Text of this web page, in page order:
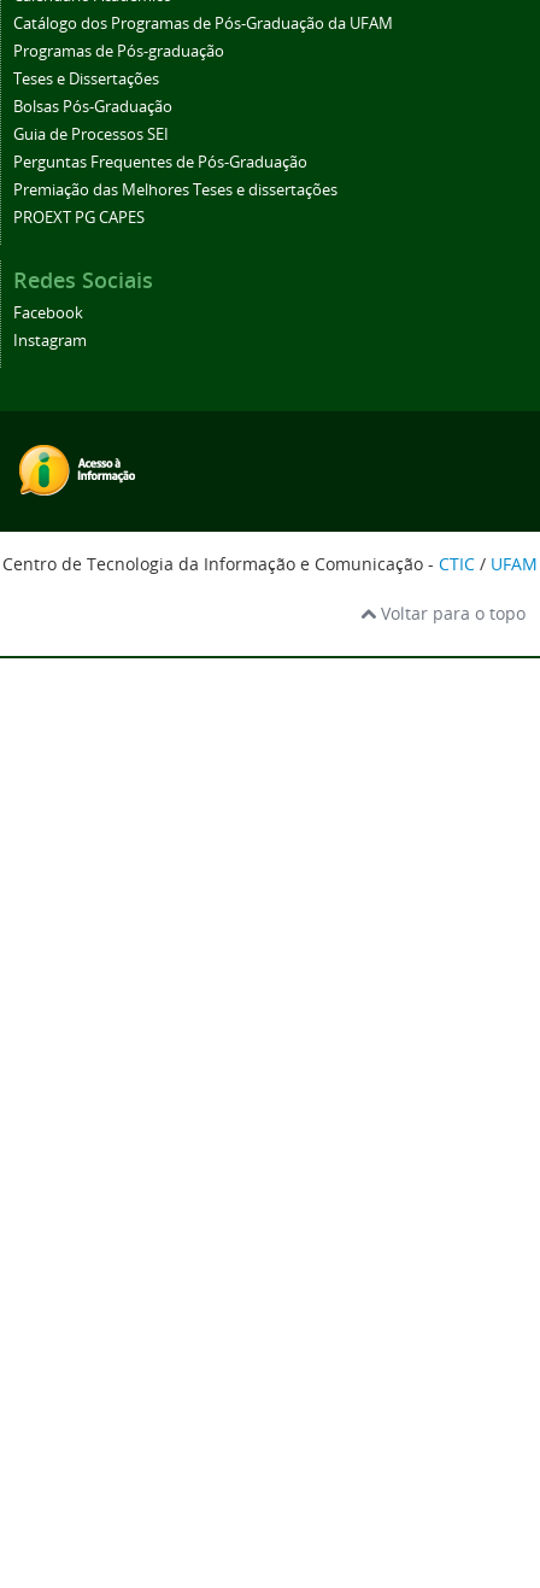
Catálogo dos Programas de Pós-Graduação da UFAM
Programas de Pós-graduação
Teses e Dissertações
Bolsas Pós-Graduação
Guia de Processos SEI
Perguntas Frequentes de Pós-Graduação
Premiação das Melhores Teses e dissertações
PROEXT PG CAPES
Redes Sociais
Facebook
Instagram
Centro de Tecnologia da Informação e Comunicação - CTIC / UFAM
Voltar para o topo